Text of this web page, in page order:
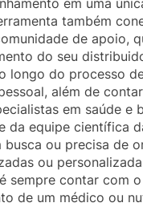
em uma
também
de apoio,
do seu
longo do processo
além de
em saúde e
da equipe científica
busca ou precisa de
ou
sempre contar com o
de um médico ou